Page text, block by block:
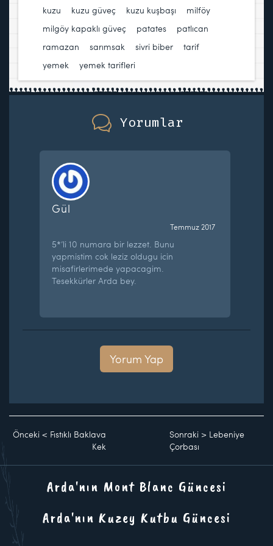
kuzu kuzu güveç kuzu kuşbaşı milföy
milgöy kapaklı güveç
patates patlıcan
ramazan
sarımsak sivri biber tarif
yemek
yemek tarifleri
Yorumlar
Gül
Temmuz 2017
5*’li 10 numara bir lezzet. Bunu
yapmistim cok leziz oldugu icin
misafirlerimede yapacagim.
Tesekkürler Arda bey.
Yorum Yap
Önceki < Fıstıklı Baklava
Kek
Sonraki > Lebeniye
Çorbası
Arda'nın Mont Blanc Güncesi
Arda'nın Kuzey Kutbu Güncesi